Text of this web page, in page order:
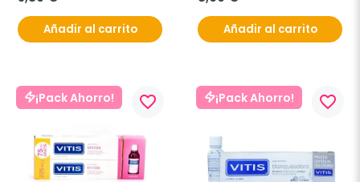
Añadir al carrito Añadir al carrito
¡Pack Ahorro! favorite_border ¡Pack Ahorro! favorite_border